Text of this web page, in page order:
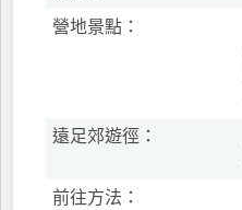
營地景點：
遠足郊遊徑：
前往方法：